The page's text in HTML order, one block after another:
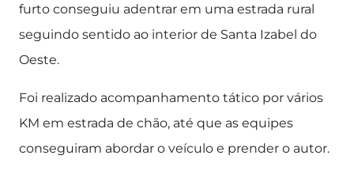
furto conseguiu adentrar em uma estrada rural
seguindo sentido ao interior de Santa Izabel do
Oeste.
Foi realizado acompanhamento tático por vários
KM em estrada de chão, até que as equipes
conseguiram abordar o veículo e prender o autor.